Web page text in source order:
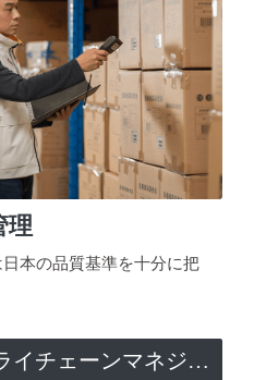
理
本の品質基準を十分に把
サプライチェーンマネジメント